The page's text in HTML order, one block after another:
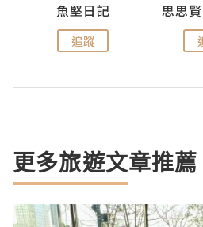
魚堅日記
追蹤
更多旅遊文章推薦